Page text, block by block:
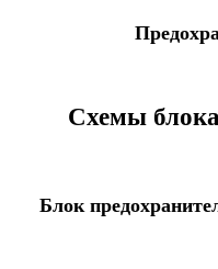
Схемы
Блок